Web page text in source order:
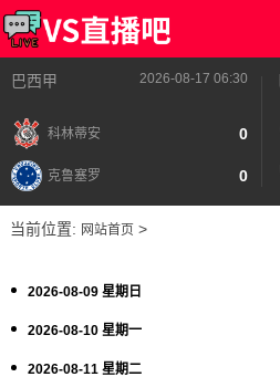
巴西甲 2026-08-17 06:30
科林蒂安 0
克鲁塞罗 0
当前位置: 网站首页>
2026-08-09 星期日
2026-08-10 星期一
2026-08-11 星期二